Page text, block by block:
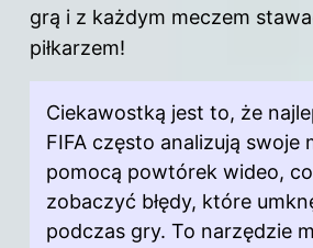
grą i z każdym meczem
piłkarzem!
Ciekawostką jest to, że
FIFA często analizują swoje
pomocą powtórek wideo,
zobaczyć błędy, które
podczas gry. To narzędzie